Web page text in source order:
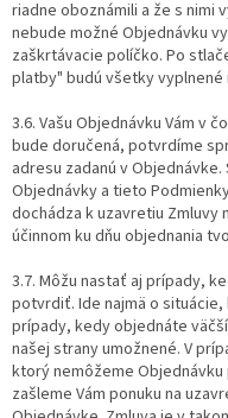
riadne oboznámili a že s nimi
nebude možné Objednávku
zaškrtávacie políčko. Po
platby" budú všetky vyplnené
3.6. Vašu Objednávku Vám v
bude doručená, potvrdíme
adresu zadanú v
Objednávky a tieto
dochádza k uzavretiu Zmluvy
účinnom ku dňu objednania
3.7. Môžu nastať aj prípady,
potvrdiť. Ide najmä o
prípady, kedy objednáte
našej strany umožnené. V
ktorý nemôžeme
zašleme Vám ponuku na